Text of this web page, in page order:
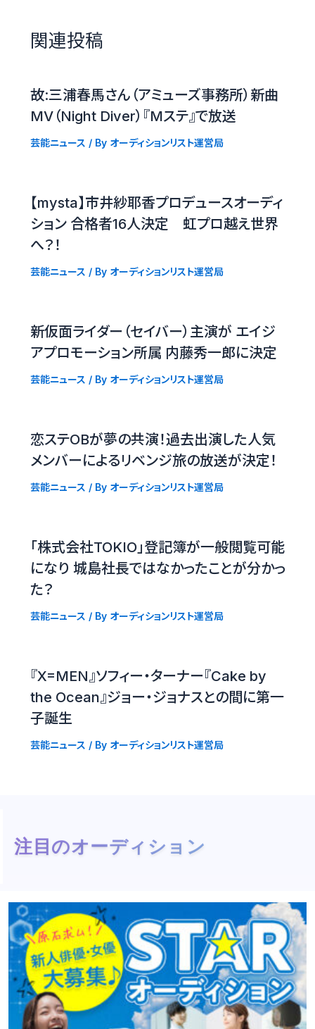
関連投稿
故:三浦春馬さん（アミューズ事務所）新曲
MV（Night Diver）『Mステ』で放送
芸能ニュース / By オーディションリスト運営局
【mysta】市井紗耶香プロデュースオーディ
ション 合格者16人決定 虹プロ越え世界
へ？！
芸能ニュース / By オーディションリスト運営局
新仮面ライダー（セイバー）主演が エイジ
アプロモーション所属 内藤秀一郎に決定
芸能ニュース / By オーディションリスト運営局
恋ステOBが夢の共演！過去出演した人気
メンバーによるリベンジ旅の放送が決定！
芸能ニュース / By オーディションリスト運営局
「株式会社TOKIO」登記簿が一般閲覧可能
になり 城島社長ではなかったことが分かっ
た？
芸能ニュース / By オーディションリスト運営局
『X=MEN』ソフィー・ターナー『Cake by
the Ocean』ジョー・ジョナスとの間に第一
子誕生
芸能ニュース / By オーディションリスト運営局
注目のオーディション